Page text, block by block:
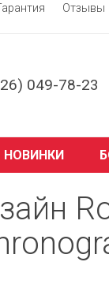
Отзывы
049-78-23
НОВИНКИ